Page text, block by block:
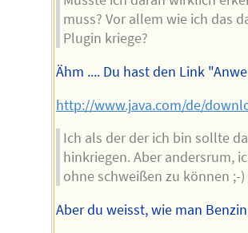
muss? Vor allem wie ich das
Plugin kriege?
Ähm .... Du hast den Link
http://www.java.com/de/
Ich als der der ich bin sollte
hinkriegen. Aber andersrum,
ohne schweißen zu können ;-)
Aber du weisst, wie man